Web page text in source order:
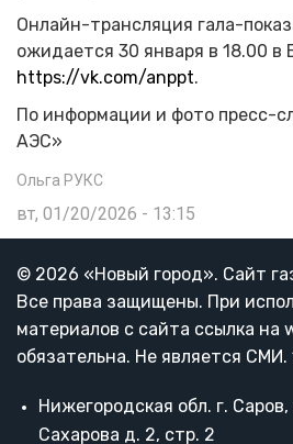
Онлайн-трансляция гала-
ожидается 30 января в 18.00 в
https://vk.com/anppt.
По информации и фото пресс-
АЭС»
Ольга РУКС
вт, 01/20/2026 - 13:15
© 2026 «Новый город». Cайт
Все права защищены. При
материалов с сайта ссылка на
обязательна. Не является СМИ.
Нижегородская обл. г.
Сахарова д. 2, стр. 2